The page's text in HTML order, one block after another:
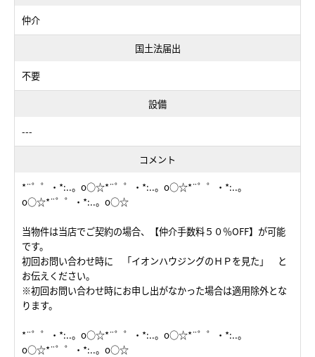
仲介
国土法届出
不要
設備
---
コメント
*¨゜゜・*:..。o○☆*¨゜゜・*:..。o○☆*¨゜゜・*:..。
o○☆*¨゜゜・*:..。o○☆
当物件は当店でご契約の場合、【仲介手数料５０％OFF】が可能
です。
初回お問い合わせ時に 「イオンハウジングのＨＰを見た」 と
お伝えください。
※初回お問い合わせ時にお申し出がなかった場合は適用除外とな
ります。
*¨゜゜・*:..。o○☆*¨゜゜・*:..。o○☆*¨゜゜・*:..。
o○☆*¨゜゜・*:..。o○☆